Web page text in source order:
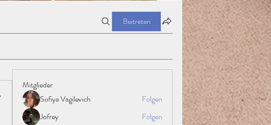
Beitreten
Mitglieder
Sofiya Vagilevich
Folgen
Jofrey
Folgen